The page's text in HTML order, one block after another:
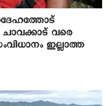
വരെ
ഇല്ലാത്ത